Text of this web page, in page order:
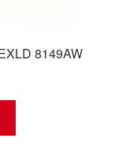
8149AW